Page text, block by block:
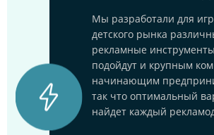
Мы разработали для
детского рынка
рекламные
подойдут и крупным
начинающим
так что оптимальный
найдет каждый